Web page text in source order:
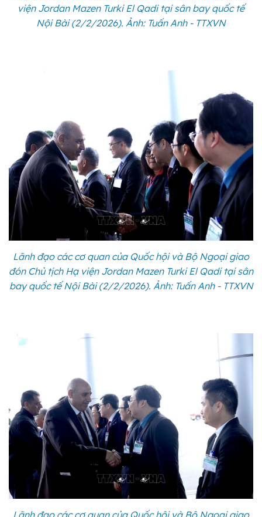
viện Jordan Mazen Turki El Qadi tại sân bay quốc tế
Nội Bài (2/2/2026). Ảnh: Tuấn Anh - TTXVN
Lãnh đạo các cơ quan của Quốc hội và Bộ Ngoại giao
đón Chủ tịch Hạ viện Jordan Mazen Turki El Qadi tại sân
bay quốc tế Nội Bài (2/2/2026). Ảnh: Tuấn Anh - TTXVN